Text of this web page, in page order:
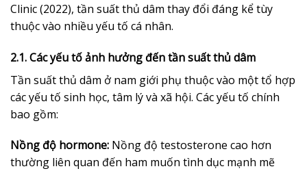
Clinic (2022), tần suất thủ dâm thay đổi đáng kể tùy
thuộc vào nhiều yếu tố cá nhân.
2.1. Các yếu tố ảnh hưởng đến tần suất thủ dâm
Tần suất thủ dâm ở nam giới phụ thuộc vào một tổ hợp
các yếu tố sinh học, tâm lý và xã hội. Các yếu tố chính
bao gồm:
Nồng độ hormone: Nồng độ testosterone cao hơn
thường liên quan đến ham muốn tình dục mạnh mẽ